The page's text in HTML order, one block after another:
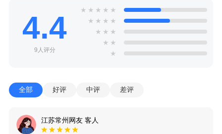
4.4
9人评分
★ ★ ★ ★ ★
★ ★ ★ ★
★ ★ ★
★ ★
★
全部 好评 中评 差评
江苏常州网友 客人